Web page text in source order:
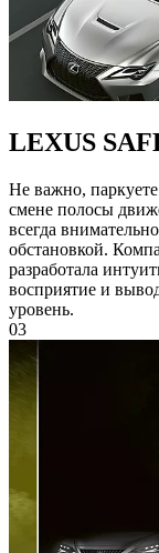
LEXUS
Не важно,
смене полосы
всегда
обстановкой.
разработала
восприятие и
уровень.
03